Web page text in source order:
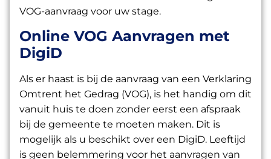
VOG-aanvraag voor uw stage.
Online VOG Aanvragen met
DigiD
Als er haast is bij de aanvraag van een Verklaring
Omtrent het Gedrag (VOG), is het handig om dit
vanuit huis te doen zonder eerst een afspraak
bij de gemeente te moeten maken. Dit is
mogelijk als u beschikt over een DigiD. Leeftijd
is geen belemmering voor het aanvragen van